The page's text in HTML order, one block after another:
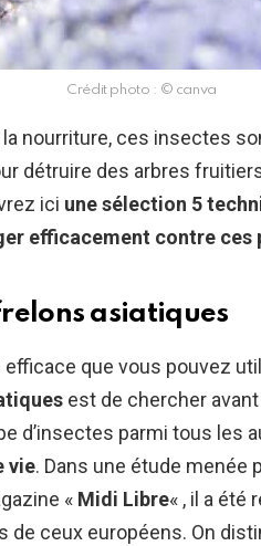
Crédit photo : © canva
nourriture, ces insectes
détruire des arbres
ici une sélection 5
efficacement contre ces
asiatiques
que vous pouvez
est de chercher
d’insectes parmi tous les
vie. Dans une étude menée
« Midi Libre« , il a été
ceux européens. On